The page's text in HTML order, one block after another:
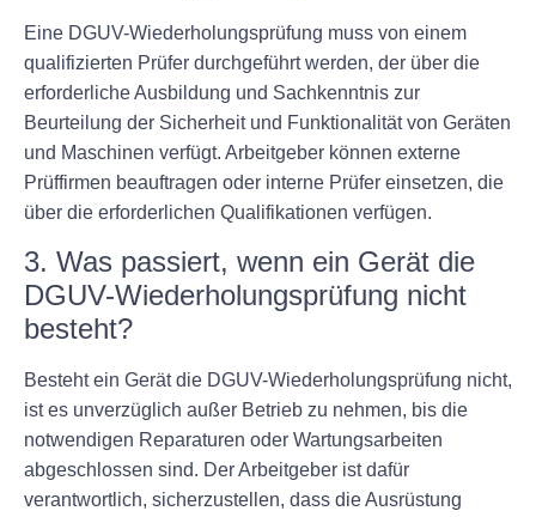
Eine DGUV-Wiederholungsprüfung muss von einem
qualifizierten Prüfer durchgeführt werden, der über die
erforderliche Ausbildung und Sachkenntnis zur
Beurteilung der Sicherheit und Funktionalität von Geräten
und Maschinen verfügt. Arbeitgeber können externe
Prüffirmen beauftragen oder interne Prüfer einsetzen, die
über die erforderlichen Qualifikationen verfügen.
3. Was passiert, wenn ein Gerät die
DGUV-Wiederholungsprüfung nicht
besteht?
Besteht ein Gerät die DGUV-Wiederholungsprüfung nicht,
ist es unverzüglich außer Betrieb zu nehmen, bis die
notwendigen Reparaturen oder Wartungsarbeiten
abgeschlossen sind. Der Arbeitgeber ist dafür
verantwortlich, sicherzustellen, dass die Ausrüstung